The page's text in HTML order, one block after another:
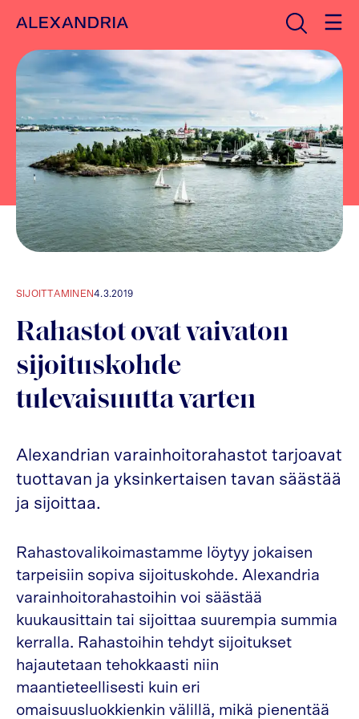
Etusivulle Avaa haku
SIJOITTAMINEN4.3.2019
Rahastot ovat vaivaton
sijoituskohde
tulevaisuutta varten
Alexandrian varainhoitorahastot tarjoavat
tuottavan ja yksinkertaisen tavan säästää
ja sijoittaa.
Rahastovalikoimastamme löytyy jokaisen
tarpeisiin sopiva sijoituskohde. Alexandria
varainhoitorahastoihin voi säästää
kuukausittain tai sijoittaa suurempia summia
kerralla. Rahastoihin tehdyt sijoitukset
hajautetaan tehokkaasti niin
maantieteellisesti kuin eri
omaisuusluokkienkin välillä, mikä pienentää